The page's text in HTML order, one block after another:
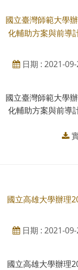
國立臺灣師範大學
化輔助方案與前導
日期 : 2021-
國立臺灣師範大學
化輔助方案與前導
國立高雄大學辦理
日期 : 2021-
國立高雄大學辦理